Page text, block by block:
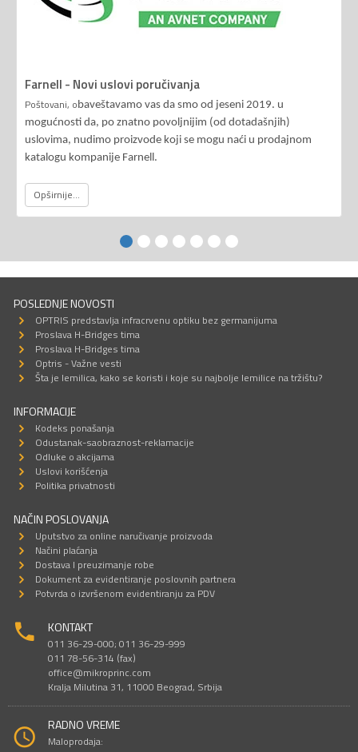
Farnell - Novi uslovi poručivanja
Poštovani, o baveštavamo vas da smo od jeseni 2019. u
mogućnosti da, po znatno povoljnijim (od dotadašnjih)
uslovima, nudimo proizvode koji se mogu naći u prodajnom
katalogu kompanije Farnell.
Opširnije...
POSLEDNJE NOVOSTI
OPTRIS predstavlja infracrvenu optiku bez germanijuma
Proslava H-Bridges tima
Proslava H-Bridges tima
Optris - Važne vesti
Šta je lemilica, kako se koristi i koje su najbolje lemilice na tržištu?
INFORMACIJE
Kodeks ponašanja
Odustanak-saobraznost-reklamacije
Odluke o akcijama
Uslovi korišćenja
Politika privatnosti
NAČIN POSLOVANJA
Uputstvo za online naručivanje proizvoda
Načini plaćanja
Dostava I preuzimanje robe
Dokument za evidentiranje poslovnih partnera
Potvrda o izvršenom evidentiranju za PDV
KONTAKT
011 36-29-000; 011 36-29-999
011 78-56-314 (fax)
office@mikroprinc.com
Kralja Milutina 31, 11000 Beograd, Srbija
RADNO VREME
Maloprodaja: